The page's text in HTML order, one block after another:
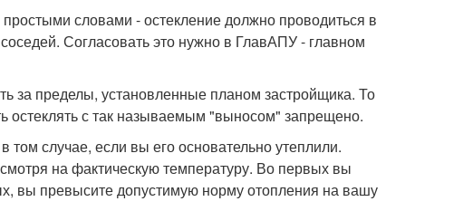
словами - остекление должно проводиться в
Согласовать это нужно в ГлавАПУ - главном
за пределы, установленные планом застройщика. То
остеклять с так называемым "выносом" запрещено.
случае, если вы его основательно утеплили.
на фактическую температуру. Во первых вы
вы превысите допустимую норму отопления на вашу